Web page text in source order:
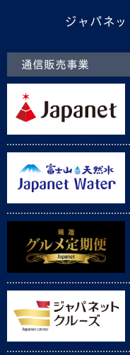
ジャパネ
通信販売事業